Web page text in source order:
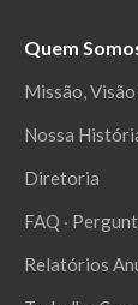
Quem
Missão,
Nossa
Diretoria
FAQ ‧
Relatórios